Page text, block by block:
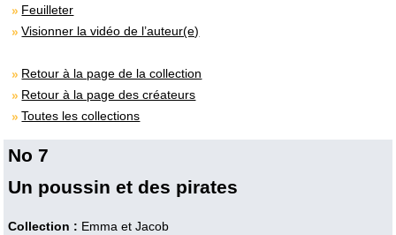
Feuilleter
Visionner la vidéo de l’auteur(e)
Retour à la page de la collection
Retour à la page des créateurs
Toutes les collections
No 7
Un poussin et des pirates
Collection : Emma et Jacob